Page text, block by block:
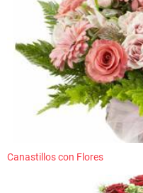
Canastillos con Flores